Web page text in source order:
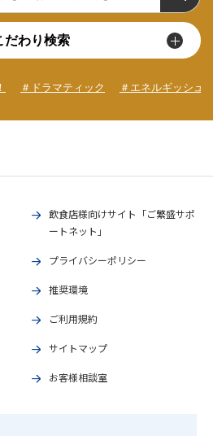
だわり検索
＃ドラマティック ＃エネルギッシュ
飲食店様向けサイト「ご繁盛サポ
ートネット」
プライバシーポリシー
推奨環境
ご利用規約
サイトマップ
お客様相談室